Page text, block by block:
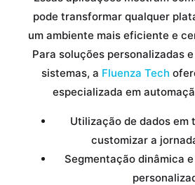
pode transformar qualquer
um ambiente mais eficiente e
Para soluções personalizadas
sistemas, a Fluenza Tech
especializada em
Utilização de dados em
customizar a
Segmentação dinâmica